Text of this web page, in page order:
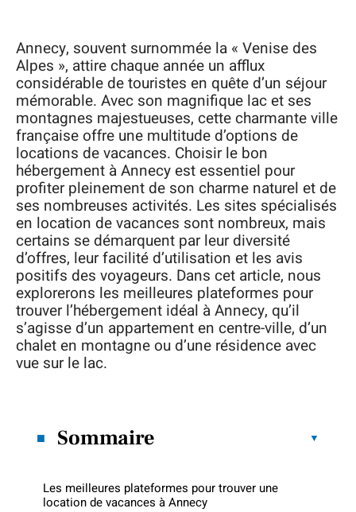
Annecy, souvent surnommée la « Venise des
Alpes », attire chaque année un afflux
considérable de touristes en quête d’un séjour
mémorable. Avec son magnifique lac et ses
montagnes majestueuses, cette charmante ville
française offre une multitude d’options de
locations de vacances. Choisir le bon
hébergement à Annecy est essentiel pour
profiter pleinement de son charme naturel et de
ses nombreuses activités. Les sites spécialisés
en location de vacances sont nombreux, mais
certains se démarquent par leur diversité
d’offres, leur facilité d’utilisation et les avis
positifs des voyageurs. Dans cet article, nous
explorerons les meilleures plateformes pour
trouver l’hébergement idéal à Annecy, qu’il
s’agisse d’un appartement en centre-ville, d’un
chalet en montagne ou d’une résidence avec
vue sur le lac.
Sommaire
Les meilleures plateformes pour trouver une
location de vacances à Annecy